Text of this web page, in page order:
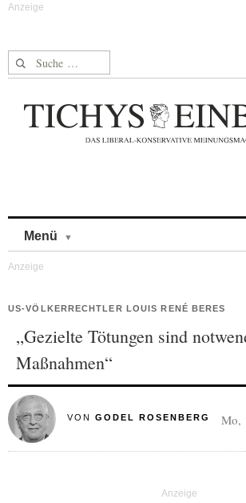
Suche nach:
Menü
US-VÖLKERRECHTLER LOUIS RENÉ BERES
„Gezielte Tötungen sind
Maßnahmen“
VON GODEL ROSENBERG Mo,